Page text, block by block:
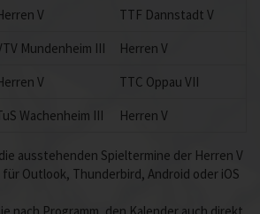
V
TTF Dannstadt V
Mundenheim III
Herren V
V
TTC Oppau VII
Wachenheim III Herren V
die ausstehenden Spieltermine der Herren V
Outlook, Thunderbird, Android oder iOS